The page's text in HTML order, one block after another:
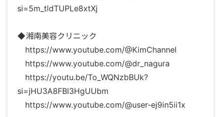
si=5m_tldTUPLe8xtXj
◆湘南美容クリニック
https://www.youtube.com/@KimChannel
https://www.youtube.com/@dr_nagura
https://youtu.be/To_WQNzbBUk?
si=jHU3A8FBl3HgUUbm
https://www.youtube.com/@user-ej9in5ii1x